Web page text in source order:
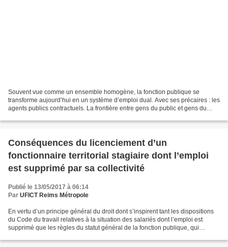
Souvent vue comme un ensemble homogène, la fonction publique se
transforme aujourd’hui en un système d’emploi dual. Avec ses précaires : les
agents publics contractuels. La frontière entre gens du public et gens du
Conséquences du licenciement d’un
fonctionnaire territorial stagiaire dont l’emploi
est supprimé par sa collectivité
Publié le 13/05/2017 à 06:14
Par UFICT Reims Métropole
En vertu d’un principe général du droit dont s’inspirent tant les dispositions
du Code du travail relatives à la situation des salariés dont l’emploi est
supprimé que les règles du statut général de la fonction publique, qui